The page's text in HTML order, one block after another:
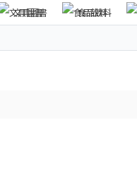
文具圖書
食品飲料